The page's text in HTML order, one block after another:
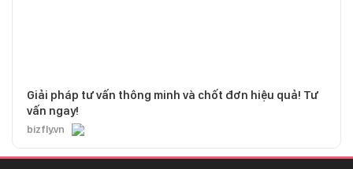
Giải pháp tư vấn thông minh và chốt đơn hiệu quả! Tư
vấn ngay!
bizfly.vn